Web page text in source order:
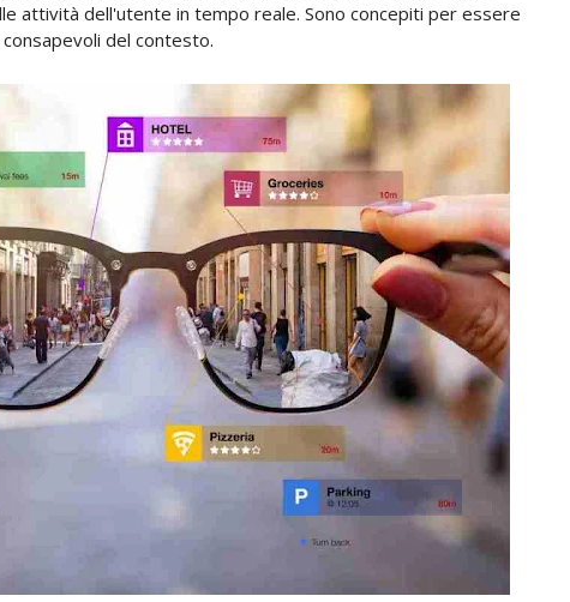
attività dell'utente in tempo reale. Sono concepiti per essere
del contesto.